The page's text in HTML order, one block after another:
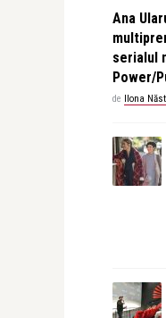
Ana
serialul
Power/
de Ilona